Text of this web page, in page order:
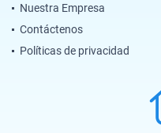
Nuestra Empresa
Contáctenos
Políticas de privacidad